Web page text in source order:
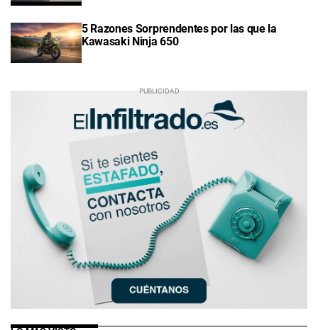
5 Razones Sorprendentes por las que la
Kawasaki Ninja 650